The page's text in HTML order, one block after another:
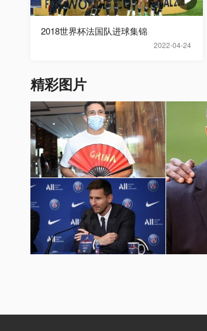
2022-04-24
2018世界杯法国队进球集锦
精彩图片
国足世预赛12强赛图片